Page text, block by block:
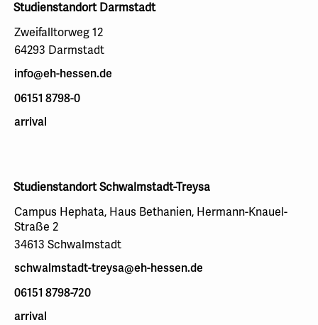
Studienstandort Darmstadt
Zweifalltorweg 12
64293 Darmstadt
info@eh-hessen.de
06151 8798-0
arrival
Studienstandort Schwalmstadt-Treysa
Campus Hephata, Haus Bethanien, Hermann-Knauel-
Straße 2
34613 Schwalmstadt
schwalmstadt-treysa@eh-hessen.de
06151 8798-720
arrival